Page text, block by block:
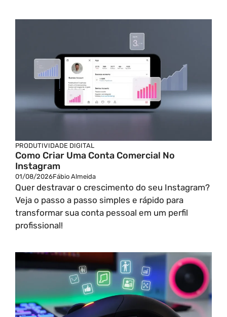
PRODUTIVIDADE DIGITAL
Como Criar Uma Conta Comercial No
Instagram
01/08/2026Fábio Almeida
Quer destravar o crescimento do seu Instagram?
Veja o passo a passo simples e rápido para
transformar sua conta pessoal em um perfil
profissional!